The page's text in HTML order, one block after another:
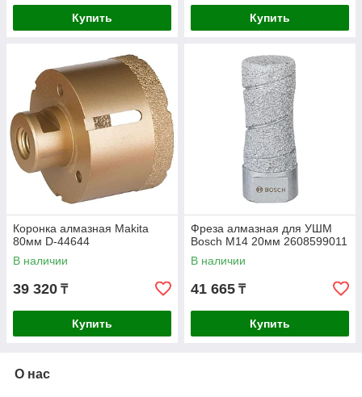
Купить Купить
Коронка алмазная Makita
80мм D-44644
В наличии
39 320 ₸
Купить
Фреза алмазная для УШМ
Bosch M14 20мм 2608599011
В наличии
41 665 ₸
Купить
О нас